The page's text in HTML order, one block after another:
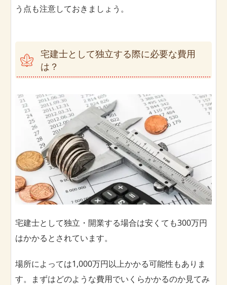
う点も注意しておきましょう。
宅建士として独立する際に必要な費用
は？
宅建士として独立・開業する場合は安くても300万円
はかかるとされています。
場所によっては1,000万円以上かかる可能性もありま
す。まずはどのような費用でいくらかかるのか見てみ